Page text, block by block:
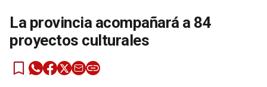
La provincia acompañará a 84
proyectos culturales